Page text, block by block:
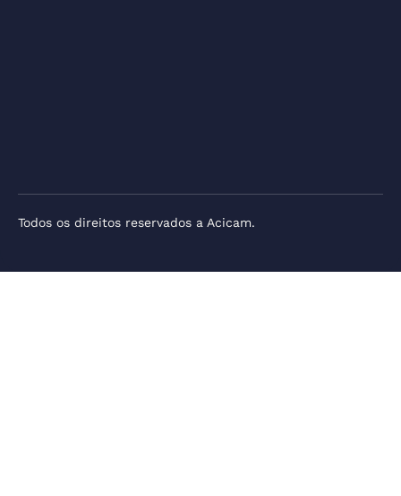
Todos os direitos reservados a Acicam.